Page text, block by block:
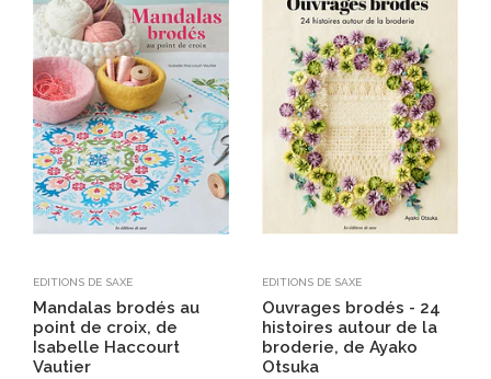
EDITIONS DE SAXE
Mandalas brodés au
point de croix, de
Isabelle Haccourt
Vautier
EDITIONS DE SAXE
Ouvrages brodés - 24
histoires autour de la
broderie, de Ayako
Otsuka